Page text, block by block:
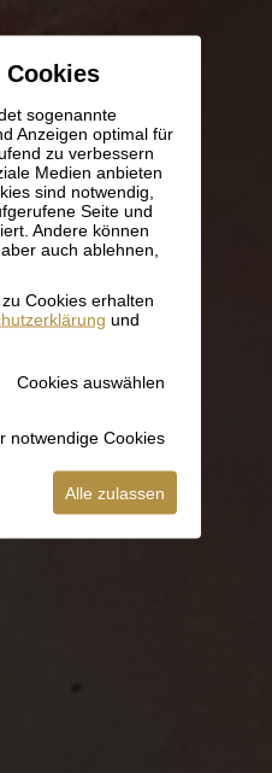
Cookies
sogenannte
Anzeigen optimal für
zu verbessern
Medien anbieten
sind notwendig,
Seite und
Andere können
auch ablehnen,
Cookies erhalten
und
Cookies auswählen
notwendige Cookies
Alle zulassen